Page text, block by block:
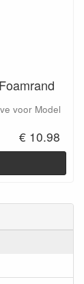
voor Model
€ 10.98